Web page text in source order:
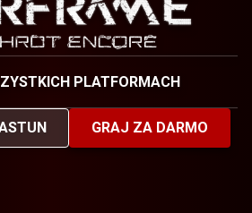
PLATFORMACH
GRAJ ZA DARMO